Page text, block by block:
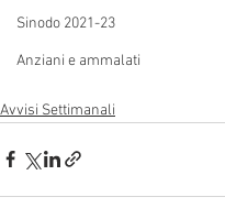
Sinodo 2021-23
Anziani e ammalati
Avvisi Settimanali